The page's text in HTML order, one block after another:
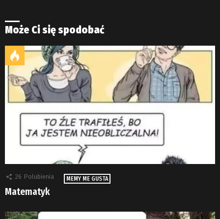
Może Ci się spodobać
26 Polubienia MEMY ME GUSTA
Matematyk